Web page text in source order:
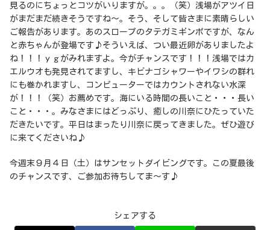
見るのにちょっとコツがいりますが。。。（笑）浅場がアツイ日
がまだまだ続きそうですね～。そう、そして皆さまに素晴らしい
ご報告があります。あのスロープのタテガミギンポですが、なん
と赤ちゃんが登場です♪そういえば、つい最近卵がありましたよ
ね！！！ｙｇがみれますよ。今がチャンスです！！！浅場ではカ
エルウオも発見されてますし、キビナゴシャワーやイワシの群れ
にも巻かれますし、コンピューターではカウントされない水深
が！！！（笑）お薦めです。海にいる時間の長いこと・・・長い
こと・・・。みなさまにはどっぷり、癒しの川奈にひたっていた
だきたいです。平日はまったり川奈に戻ってきました。ぜひ遊び
に来てくださいね♪
今週末９月４日（土）はサンセットダイビングです。この夏最後
のチャンスです、ご参加お待ちしてま～す♪
シェアする